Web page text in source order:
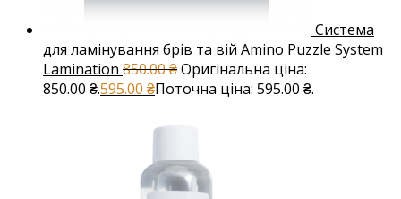
Система
для ламінування брів та вій Amino Puzzle System
Lamination 850.00₴Оригінальна ціна:
850.00 ₴.595.00 ₴Поточна ціна: 595.00 ₴.